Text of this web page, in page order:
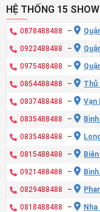
HỆ THỐNG 15
0878488488 –
0922488488 –
0975488488 –
0854488488 – Thủ
0837488488 – Vạn
0835488488 –
0835488488 –
0815488488 –
0921488488 –
0829488488 –
0818488488 –